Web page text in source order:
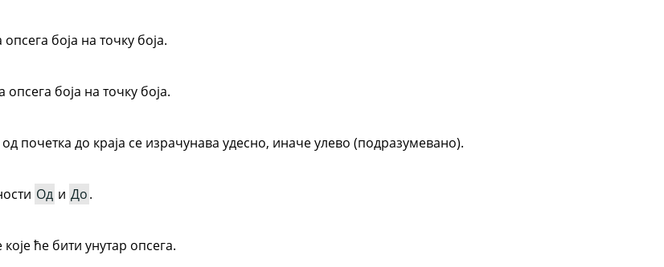
боја на точку боја.
боја на точку боја.
почетка до краја се израчунава удесно, иначе улево (подразумевано).
Од и До.
ће бити унутар опсега.